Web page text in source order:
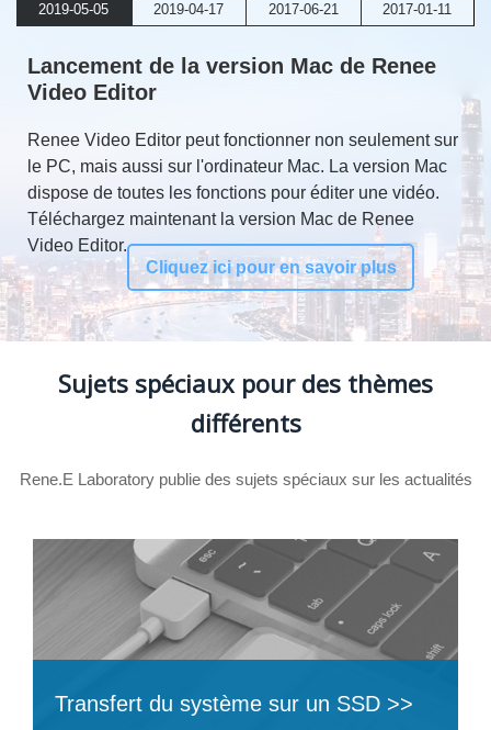
2019-05-05 2019-04-17 2017-06-21 2017-01-11
Lancement de la version Mac de Renee
Video Editor
Renee Video Editor peut fonctionner non seulement sur
le PC, mais aussi sur l'ordinateur Mac. La version Mac
dispose de toutes les fonctions pour éditer une vidéo.
Téléchargez maintenant la version Mac de Renee
Video Editor.
Cliquez ici pour en savoir plus
Sujets spéciaux pour des thèmes
différents
Rene.E Laboratory publie des sujets spéciaux sur les actualités
Transfert du système sur un SSD >>